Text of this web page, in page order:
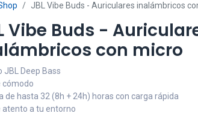
JBL Vibe Buds - Auriculares inalámbricos
Vibe Buds -
con micro
JBL Deep Bass
cómodo
de hasta 32 (8h + 24h) horas con carga rápida
atento a tu entorno